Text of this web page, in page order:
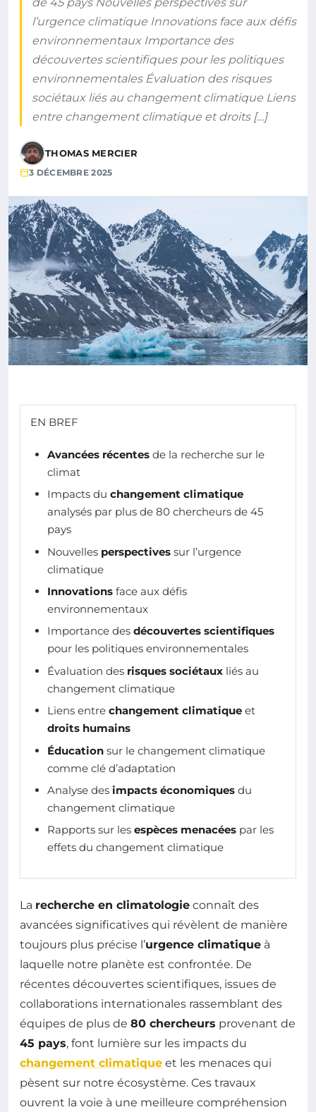
l’urgence climatique Innovations face aux défis
environnementaux Importance des
découvertes scientifiques pour les politiques
environnementales Évaluation des risques
sociétaux liés au changement climatique Liens
entre changement climatique et droits […]
THOMAS MERCIER
3 DÉCEMBRE 2025
EN BREF
Avancées récentes de la recherche sur le
climat
Impacts du changement climatique
analysés par plus de 80 chercheurs de 45
pays
Nouvelles perspectives sur l’urgence
climatique
Innovations face aux défis
environnementaux
Importance des découvertes scientifiques
pour les politiques environnementales
Évaluation des risques sociétaux liés au
changement climatique
Liens entre changement climatique et
droits humains
Éducation sur le changement climatique
comme clé d’adaptation
Analyse des impacts économiques du
changement climatique
Rapports sur les espèces menacées par les
effets du changement climatique
La recherche en climatologie connaît des
avancées significatives qui révèlent de manière
toujours plus précise l’urgence climatique à
laquelle notre planète est confrontée. De
récentes découvertes scientifiques, issues de
collaborations internationales rassemblant des
équipes de plus de 80 chercheurs provenant de
45 pays, font lumière sur les impacts du
changement climatique et les menaces qui
pèsent sur notre écosystème. Ces travaux
ouvrent la voie à une meilleure compréhension